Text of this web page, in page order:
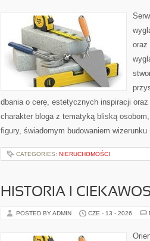
oraz
dbania o cerę, estetycznych inspiracji
charakter bloga z tematyką bliską
figury, świadomym budowaniem
CATEGORIES: NIERUCHOMOŚCI
HISTORIA I
POSTED BY ADMIN CZE - 13 - 2026